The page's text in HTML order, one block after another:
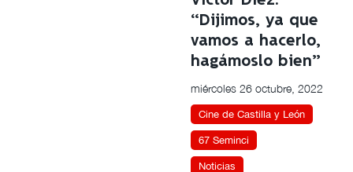
“Dijimos, ya que
vamos a hacerlo,
hagámoslo bien”
miércoles 26 octubre, 2022
Cine de Castilla y León
67 Seminci
Noticias